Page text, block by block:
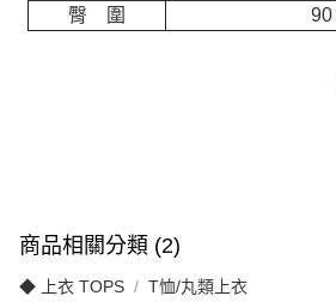
臀 圍
90
商品相關分類 (2)
◆ 上衣 TOPS T恤/丸類上衣